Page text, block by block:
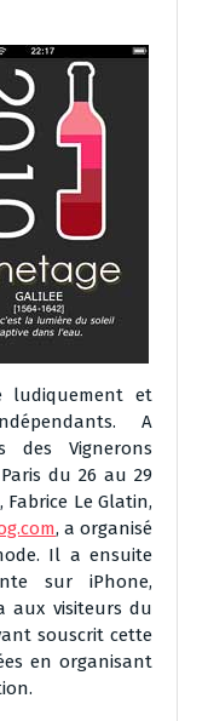
ludiquement et
A
des Vignerons
du 26 au 29
Fabrice Le Glatin,
, a organisé
Il a ensuite
sur iPhone,
aux visiteurs du
souscrit cette
en organisant